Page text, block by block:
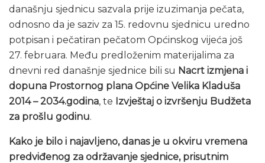
današnju sjednicu sazvala prije izuzimanja pečata,
odnosno da je saziv za 15. redovnu sjednicu uredno
potpisan i pečatiran pečatom Općinskog vijeća još
27. februara. Među predloženim materijalima za
dnevni red današnje sjednice bili su Nacrt izmjena i
dopuna Prostornog plana Općine Velika Kladuša
2014 – 2034.godina, te Izvještaj o izvršenju Budžeta
za prošlu godinu.
Kako je bilo i najavljeno, danas je u okviru vremena
predviđenog za održavanje sjednice, prisutnim